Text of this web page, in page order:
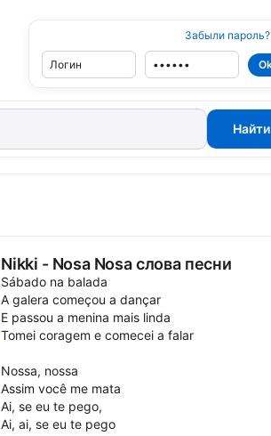
Забыли пароль?
Nikki - Nosa Nosa слова песни
Sábado na balada
A galera começou a dançar
E passou a menina mais linda
Tomei coragem e comecei a falar
Nossa, nossa
Assim você me mata
Ai, se eu te pego,
Ai, ai, se eu te pego